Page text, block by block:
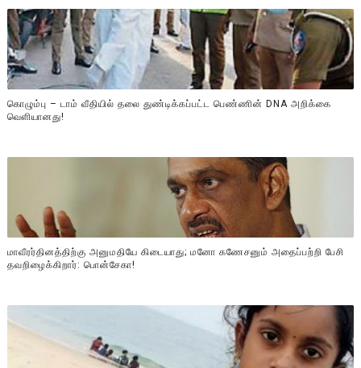
கொழும்பு – டாம் வீதியில் தலை துண்டிக்கப்பட்ட பெண்ணின் DNA அறிக்கை
வௌியானது!
மாவீரர்தினத்திற்கு அனுமதியே கிடையாது; மனோ கணேசனும் அதைப்பற்றி பேசி
தவறிழைக்கிறார்: பொன்சேகா!